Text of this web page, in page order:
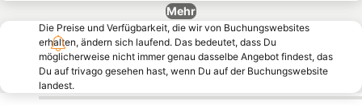
Mehr
Die Preise und Verfügbarkeit, die wir von Buchungswebsites
erhalten, ändern sich laufend. Das bedeutet, dass Du
möglicherweise nicht immer genau dasselbe Angebot findest, das
Du auf trivago gesehen hast, wenn Du auf der Buchungswebsite
landest.